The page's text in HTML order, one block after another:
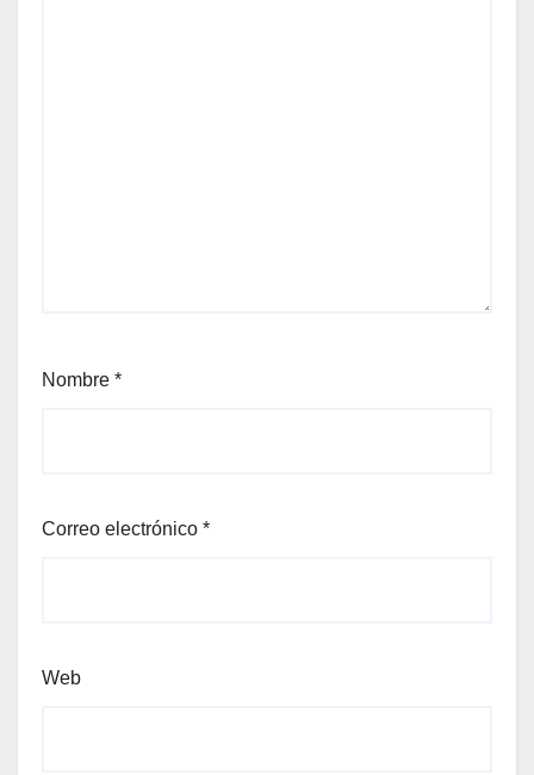
Nombre *
Correo electrónico *
Web